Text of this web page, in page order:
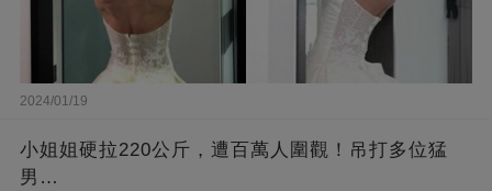
2024/01/19
小姐姐硬拉220公斤，遭百萬人圍觀！吊打多位猛
男…